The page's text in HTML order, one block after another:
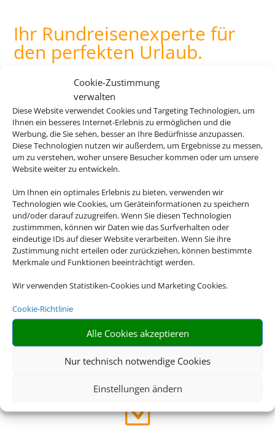
Cookie-Zustimmung
verwalten
Diese Website verwendet Cookies und Targeting Technologien, um
Ihnen ein besseres Internet-Erlebnis zu ermöglichen und die
Werbung, die Sie sehen, besser an Ihre Bedürfnisse anzupassen.
Diese Technologien nutzen wir außerdem, um Ergebnisse zu messen,
um zu verstehen, woher unsere Besucher kommen oder um unsere
Website weiter zu entwickeln.
Um Ihnen ein optimales Erlebnis zu bieten, verwenden wir
Technologien wie Cookies, um Geräteinformationen zu speichern
und/oder darauf zuzugreifen. Wenn Sie diesen Technologien
zustimmmen, können wir Daten wie das Surfverhalten oder
eindeutige IDs auf dieser Website verarbeiten. Wenn Sie ihre
Zustimmung nicht erteilen oder zurückziehen, können bestimmte
Merkmale und Funktionen beeinträchtigt werden.
Wir verwenden Statistiken-Cookies und Marketing Cookies.
Cookie-Richtlinie
Alle Cookies akzeptieren
Nur technisch notwendige Cookies
Einstellungen ändern
Ihr Rundreisenexperte für
den perfekten Urlaub.
Andalusien, Kuba, Kanada, die USA oder doch lieber Asien?
Es gibt so viel zu entdecken auf der Welt und mit unseren
Rundreiseangebote erleben Sie Ihre Traumdestinationen in
ihrer vollen Vielfalt.
Z
Riesige Auswahl
Wählen Sie aus einer Vielzahl an Rundreiseangeboten
weltweit
Z
Genau mein Ding
Von Abenteuerreisen über Familienreisen bis hin zu
Luxusrundreisen – wir haben das perfekte Angebot für Sie
Z